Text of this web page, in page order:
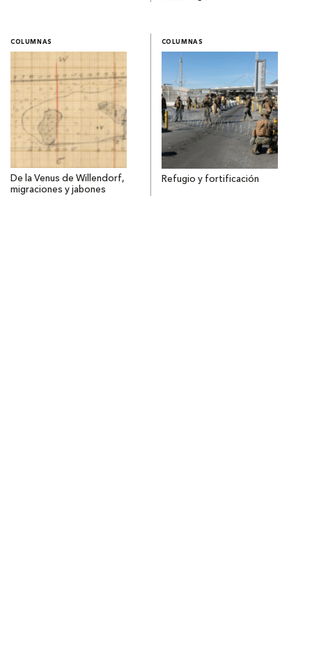
COLUMNAS
De la Venus de Willendorf,
migraciones y jabones
COLUMNAS
Refugio y fortificación